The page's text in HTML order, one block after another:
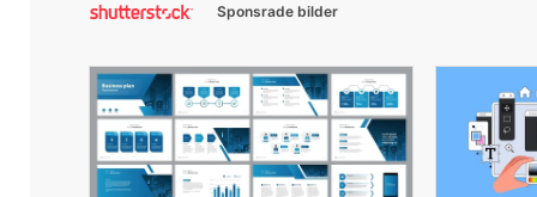
Sponsrade bilder